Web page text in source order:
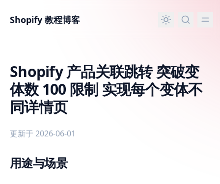
Shopify 教程博客
Shopify 产品关联跳转 突破变
体数 100 限制 实现每个变体不
同详情页
更新于 2026-06-01
Shopify 产品关联跳转 突破变体数 100 限制 实现每个变体
用途与场景